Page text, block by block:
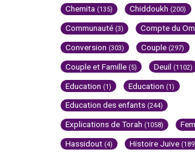
Chemita (135) Chiddoukh (200)
Communauté (3) Compte du
Conversion (303) Couple (297)
Couple et Famille (5) Deuil (1102)
Education (1) Education (1)
Education des enfants (244)
Explications de Torah (1058)
Hassidout (4) Histoire Juive